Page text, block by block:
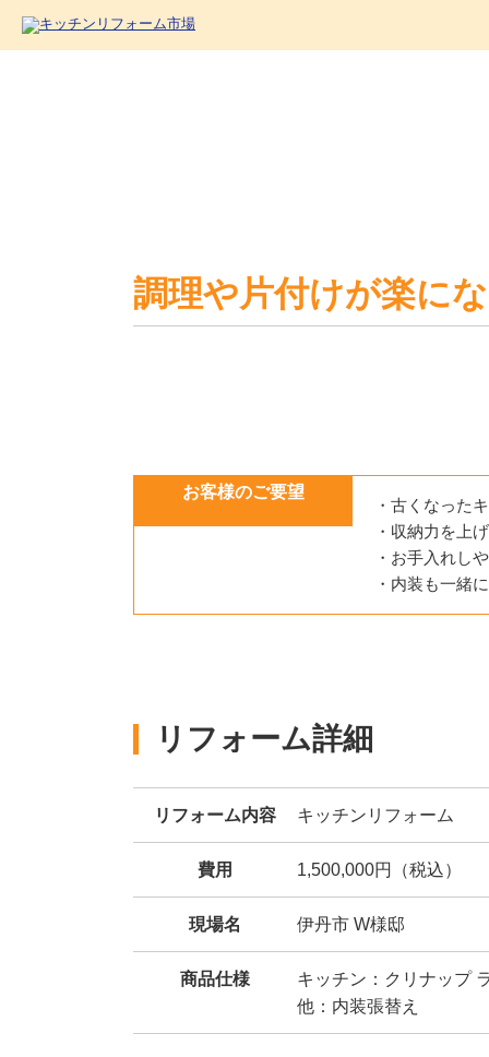
調理や片付けが楽に
お客様のご要望
・古くなった
・収納力を上
・お手入れし
・内装も一緒
リフォーム詳細
リフォーム内容 キッチンリフォーム
費用 1,500,000円（税込）
現場名 伊丹市 W様邸
商品仕様
キッチン：クリナップ
他：内装張替え